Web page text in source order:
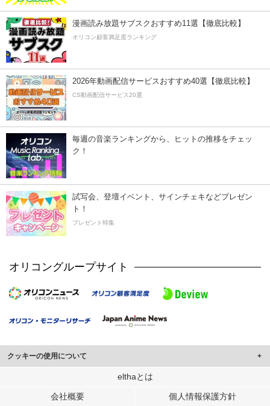
漫画読み放題サブスクおすすめ11選【徹底比較】
オリコン顧客満足度ランキング
2026年動画配信サービスおすすめ40選【徹底比較】
CS動画配信サービス20選
毎週の音楽ランキングから、ヒットの推移をチェッ
ク！
試写会、登壇イベント、サインチェキなどプレゼン
ト！
プレゼント特集
オリコングループサイト
クッキーの使用について
このサイトでは Cookie を使用して、ユーザーに合わせたコンテンツや広告の
行っています。
elthaとは
会社概要 個人情報保護方針